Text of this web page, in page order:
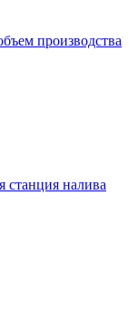
производства
станция налива